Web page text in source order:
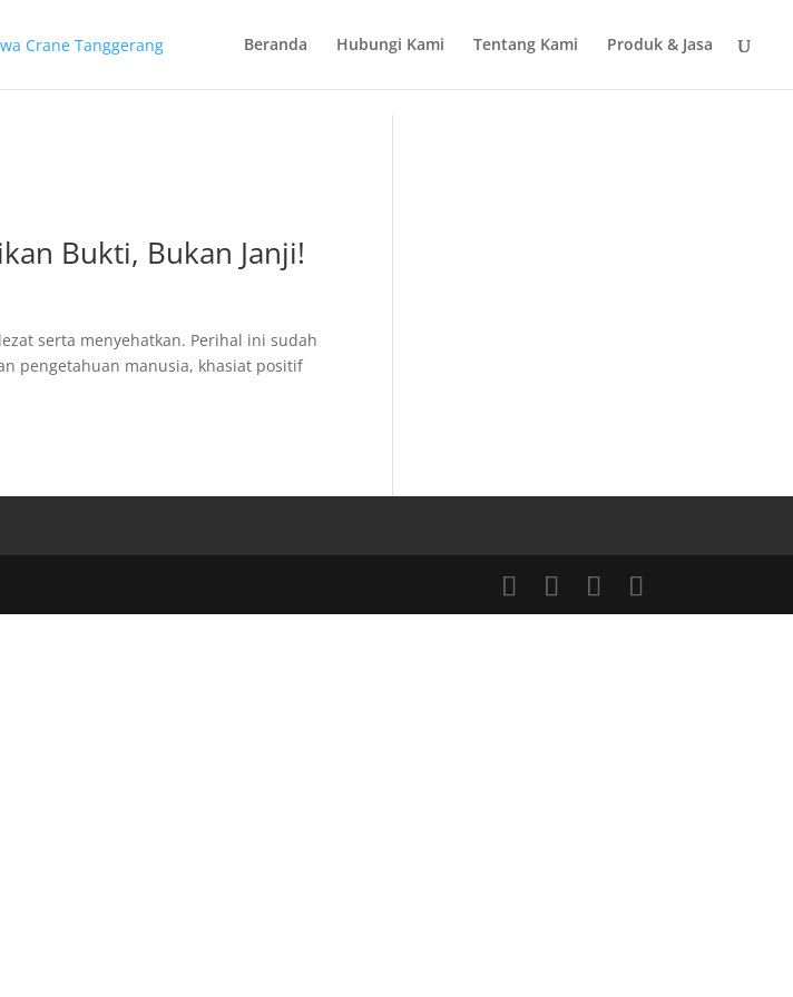
Beranda
Hubungi Kami Tentang Kami Produk & Jasa
Bukti, Bukan Janji!
serta menyehatkan. Perihal ini sudah
pengetahuan manusia, khasiat positif